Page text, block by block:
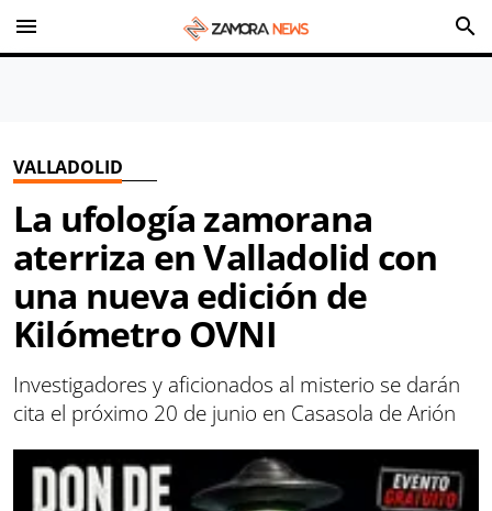
menu search
VALLADOLID
La ufología zamorana
aterriza en Valladolid con
una nueva edición de
Kilómetro OVNI
Investigadores y aficionados al misterio se darán
cita el próximo 20 de junio en Casasola de Arión